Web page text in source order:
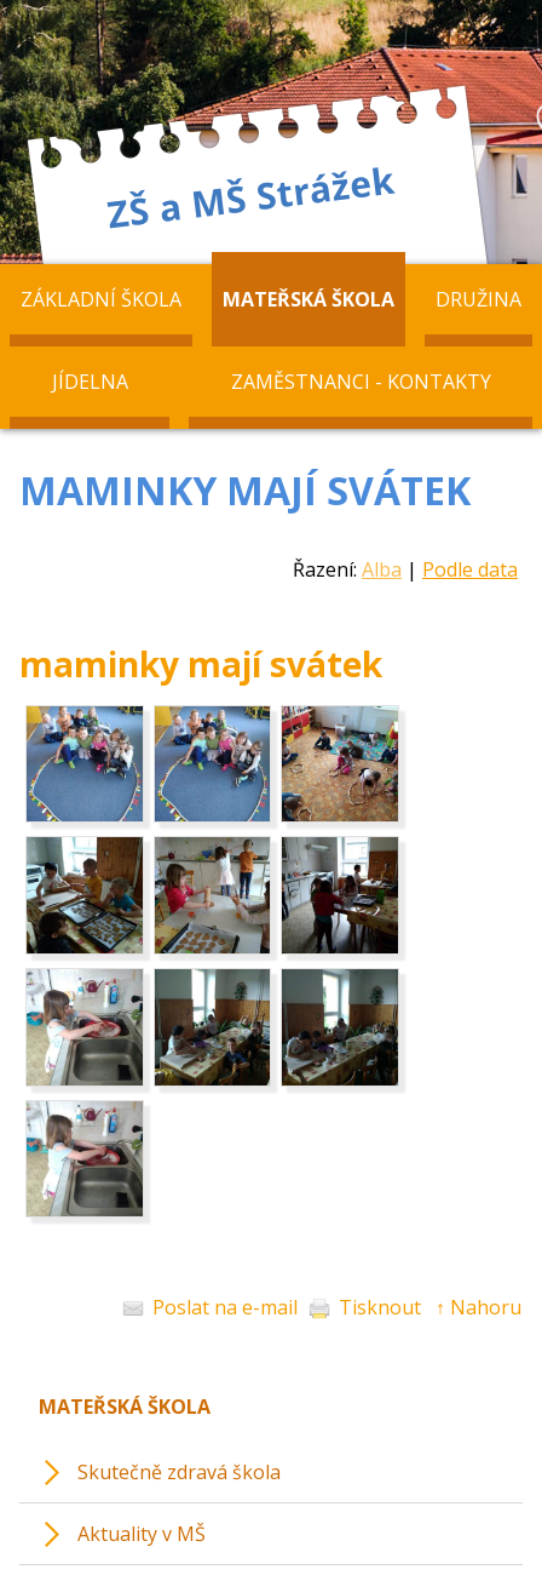
ZÁKLADNÍ ŠKOLA MATEŘSKÁ ŠKOLA DRUŽINA
JÍDELNA ZAMĚSTNANCI - KONTAKTY
MAMINKY MAJÍ SVÁTEK
Řazení: Alba | Podle data
maminky mají svátek
Poslat na e-mail Tisknout ↑ Nahoru
MATEŘSKÁ ŠKOLA
Skutečně zdravá škola
Aktuality v MŠ